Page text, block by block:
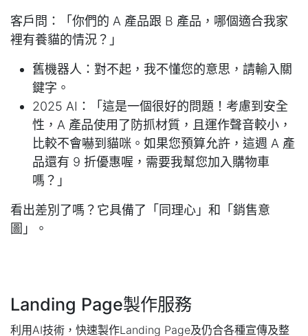
客戶問：「你們的 A 產品跟 B 產品，哪個適合我家
裡有養貓的情況？」
舊機器人：對不起，我不懂您的意思，請輸入關
鍵字。
2025 AI：「這是一個很好的問題！考慮到安全
性，A 產品使用了防抓材質，且運作聲音較小，
比較不會嚇到貓咪。如果您預算允許，這週 A 產
品還有 9 折優惠喔，需要我幫您加入購物車
嗎？」
看出差別了嗎？它具備了「同理心」和「銷售意
圖」。
Landing Page製作服務
利用AI技術，快速製作Landing Page及仍合各種宣傳及整